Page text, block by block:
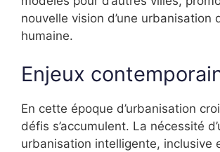
nouvelle vision d’une urbanisation
humaine.
Enjeux
En cette époque d’urbanisation
défis s’accumulent. La nécessité
urbanisation intelligente, inclusive